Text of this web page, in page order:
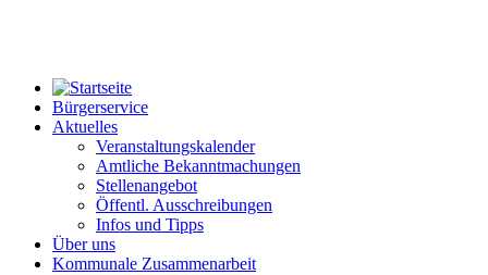
Bürgerservice
Aktuelles
Veranstaltungskalender
Amtliche Bekanntmachungen
Stellenangebot
Öffentl. Ausschreibungen
Infos und Tipps
Über uns
Kommunale Zusammenarbeit